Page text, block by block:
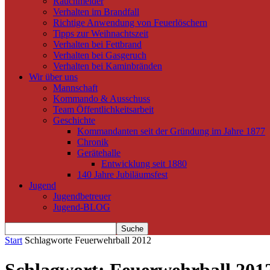
Verhalten im Brandfall
Richtige Anwendung von Feuerlöschern
Tipps zur Weihnachtszeit
Verhalten bei Fettbrand
Verhalten bei Gasgeruch
Verhalten bei Kaminbränden
Wir über uns
Mannschaft
Kommando & Ausschuss
Team Öffentlichkeitsarbeit
Geschichte
Kommandanten seit der Gründung im Jahre 1877
Chronik
Gerätehalle
Entwicklung seit 1880
140 Jahre Jubiläumsfest
Jugend
Jugendbetreuer
Jugend-BLOG
Start Schlagworte Feuerwehrball 2012